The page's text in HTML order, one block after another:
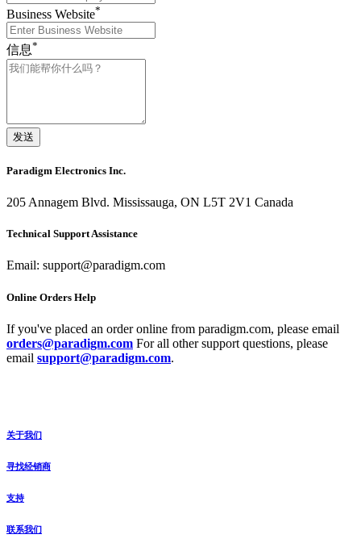
Business Website*
信息*
Paradigm Electronics Inc.
205 Annagem Blvd. Mississauga, ON L5T 2V1 Canada
Technical Support Assistance
Email: support@paradigm.com
Online Orders Help
If you've placed an order online from paradigm.com, please email
orders@paradigm.com For all other support questions, please
email support@paradigm.com.
关于我们
寻找经销商
支持
联系我们